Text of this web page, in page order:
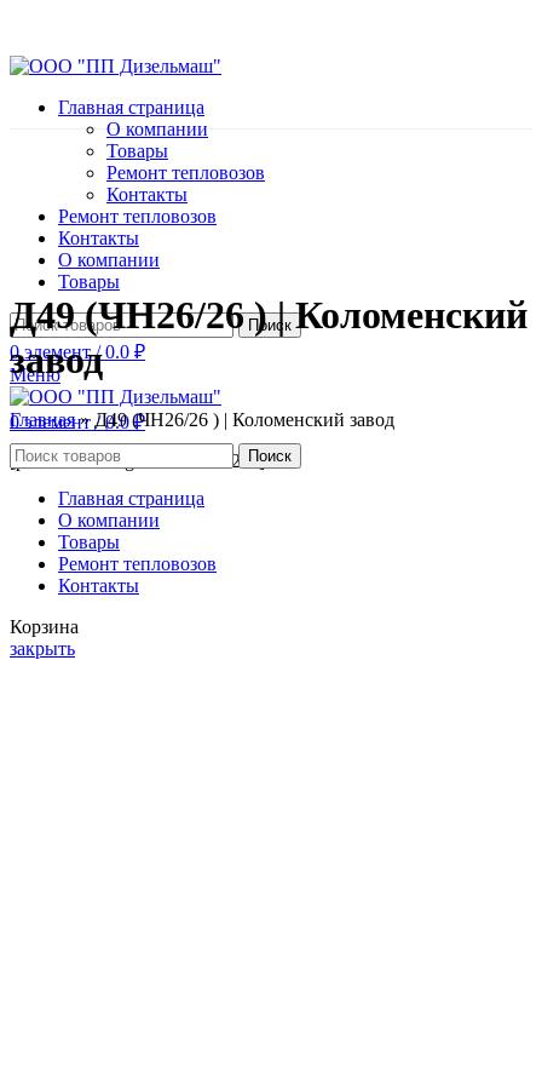
Главная страница
О компании
Товары
Ремонт тепловозов
Контакты
Ремонт тепловозов
Контакты
О компании
Товары
Поиск
0элемент / 0.0 ₽
Меню
0элемент / 0.0₽
Д49 (ЧН26/26 ) | Коломенский
завод
Главная» Д49 (ЧН26/26 ) | Коломенский завод
[product-catalogue id=»102724″]Поиск
Главная страница
О компании
Товары
Ремонт тепловозов
Контакты
Корзина
закрыть